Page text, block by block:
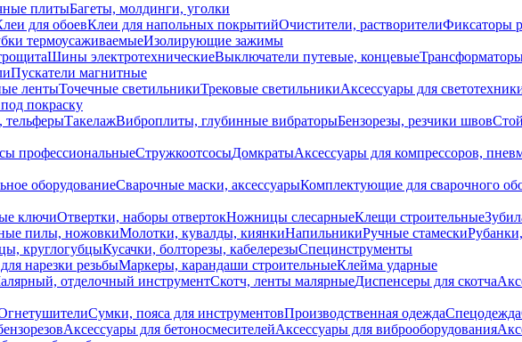
плитыБагеты, молдинги, уголки
для обоевКлеи для напольных покрытийОчистители, растворителиФиксаторы
термоусаживаемыеИзолирующие зажимы
Шины электротехническиеВыключатели путевые, концевые
Пускатели магнитные
лентыТочечные светильникиТрековые светильникиАксессуары для
покраску
тельферыТакелажВиброплиты, глубинные вибраторыБензорезы, резчики швов
профессиональныеСтружкоотсосыДомкратыАксессуары для компрессоров,
оборудованиеСварочные маски, аксессуарыКомплектующие для сварочного
ключиОтвертки, наборы отвертокНожницы слесарныеКлещи строительные
пилы, ножовкиМолотки, кувалды, киянкиНапильникиРучные стамески
круглогубцыКусачки, болторезы, кабелерезыСпецинструменты
нарезки резьбыМаркеры, карандаши строительныеКлейма ударные
отделочный инструментСкотч, ленты малярныеДиспенсеры для скотча
Сумки, пояса для инструментовПроизводственная одеждаСпецодежда
Аксессуары для бетоносмесителейАксессуары для виброоборудования